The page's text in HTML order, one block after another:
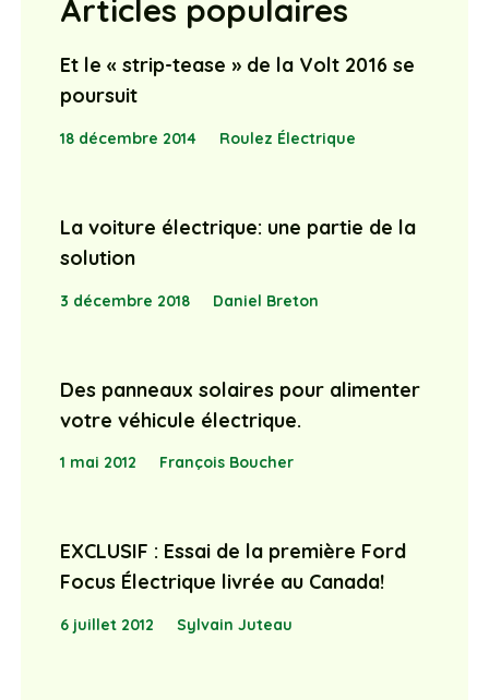
Articles populaires
Et le « strip-tease » de la Volt 2016 se
poursuit
18 décembre 2014 Roulez Électrique
La voiture électrique: une partie de la
solution
3 décembre 2018 Daniel Breton
Des panneaux solaires pour alimenter
votre véhicule électrique.
1 mai 2012 François Boucher
EXCLUSIF : Essai de la première Ford
Focus Électrique livrée au Canada!
6 juillet 2012 Sylvain Juteau